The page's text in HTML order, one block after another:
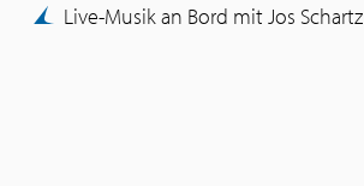
Live-Musik an Bord mit Jos Schartz